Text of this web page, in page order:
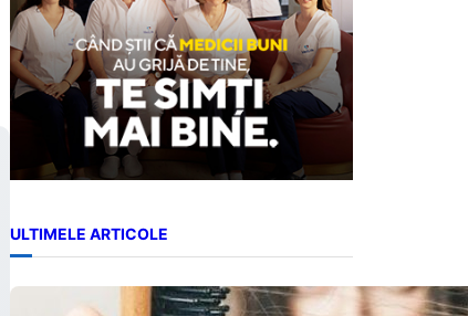
ULTIMELE ARTICOLE